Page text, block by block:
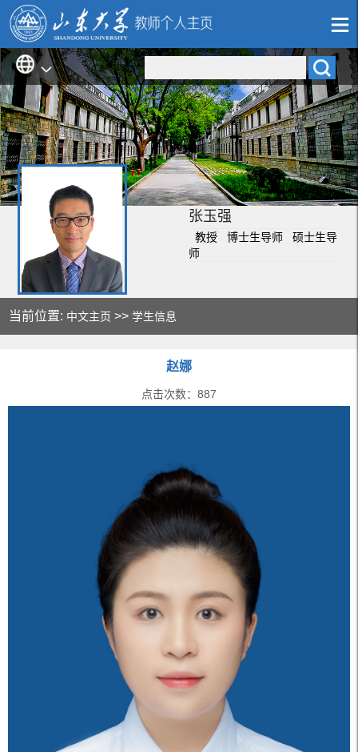
张玉强
教授 博士生导师 硕士生导
师
当前位置: 中文主页 >>学生信息
赵娜
点击次数： 887